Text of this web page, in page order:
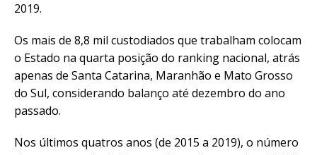
2019.
Os mais de 8,8 mil custodiados que trabalham colocam
o Estado na quarta posição do ranking nacional, atrás
apenas de Santa Catarina, Maranhão e Mato Grosso
do Sul, considerando balanço até dezembro do ano
passado.
Nos últimos quatros anos (de 2015 a 2019), o número